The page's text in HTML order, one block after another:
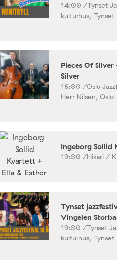
14:00 /Tynset
kulturhus, Tynset
Pieces Of
Silver
16:00 /Oslo
Herr Nilsen, Oslo
Ingeborg Sollid
19:00 /Hikari /
Tynset
Vingelen
19:00 /Tynset
kulturhus, Tynset